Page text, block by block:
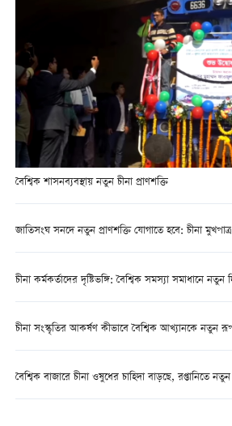
বৈশ্বিক শাসনব্যবস্থায় নতুন চীনা প্রাণশক্তি
জাতিসংঘ সনদে নতুন প্রাণশক্তি যোগাতে হবে: চীনা মুখপাত্র
চীনা কর্মকর্তাদের দৃষ্টিভঙ্গি: বৈশ্বিক সমস্যা সমাধানে নতুন
চীনা সংস্কৃতির আকর্ষণ কীভাবে বৈশ্বিক আখ্যানকে নতুন
বৈশ্বিক বাজারে চীনা ওষুধের চাহিদা বাড়ছে, রপ্তানিতে